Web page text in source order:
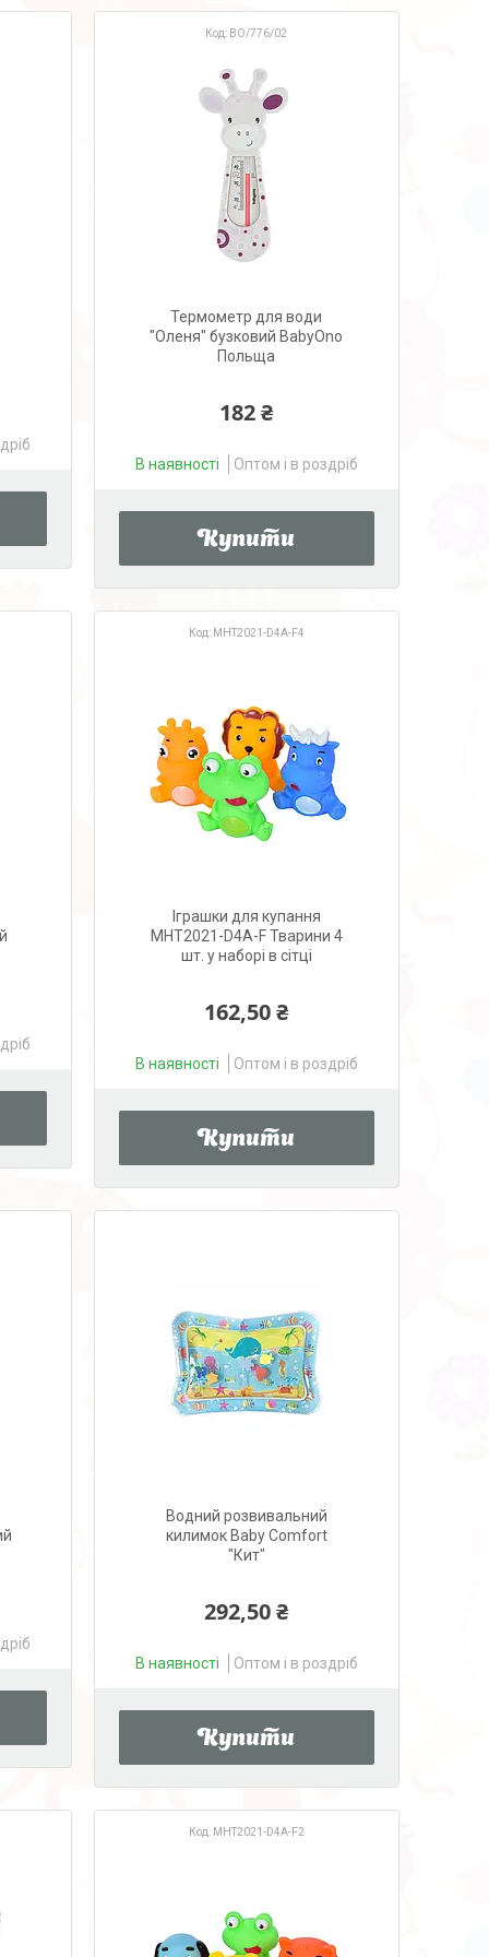
ВО/776/02
Термометр для води
"Оленя" бузковий BabyOno
Польща
182 ₴
В наявності Оптом і в роздріб
Купити
MHT2021-D4A-F4
Іграшки для купання
MHT2021-D4A-F Тварини 4
шт. у наборі в сітці
162,50 ₴
В наявності Оптом і в роздріб
Купити
Водний розвивальний
килимок Baby Comfort
"Кит"
292,50 ₴
В наявності Оптом і в роздріб
Купити
MHT2021-D4A-F2